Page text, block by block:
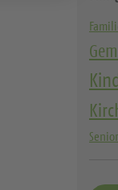
i
e
n
w
ä
h
l
w
ä
l
e
n